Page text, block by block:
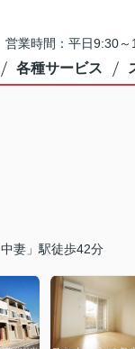
営業時間：平日9:30
各種サービス
妻」駅徒歩42分